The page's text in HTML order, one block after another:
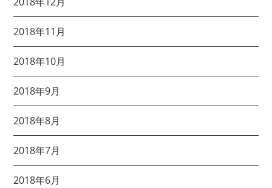
2018年11月
2018年10月
2018年9月
2018年8月
2018年7月
2018年6月